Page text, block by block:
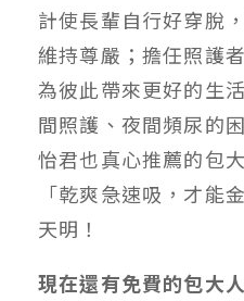
計使長輩自行好穿脫
維持尊嚴；擔任照護
為彼此帶來更好的生
間照護、夜間頻尿的
怡君也真心推薦的包
「乾爽急速吸，才能
天明！
現在還有免費的包大